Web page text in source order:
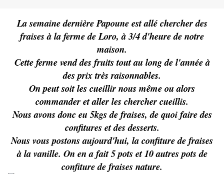
La semaine dernière Papoune est allé chercher des
fraises à la ferme de Loro, à 3/4 d'heure de notre
maison.
Cette ferme vend des fruits tout au long de l'année à
des prix très raisonnables.
On peut soit les cueillir nous même ou alors
commander et aller les chercher cueillis.
Nous avons donc eu 5kgs de fraises, de quoi faire des
confitures et des desserts.
Nous vous postons aujourd'hui, la confiture de fraises
à la vanille. On en a fait 5 pots et 10 autres pots de
confiture de fraises nature.